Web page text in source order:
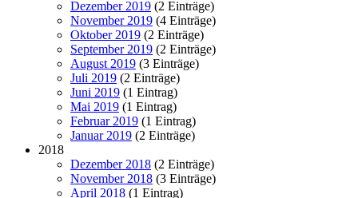
Dezember 2019 (2 Einträge)
November 2019 (4 Einträge)
Oktober 2019 (2 Einträge)
September 2019 (2 Einträge)
August 2019 (3 Einträge)
Juli 2019 (2 Einträge)
Juni 2019 (1 Eintrag)
Mai 2019 (1 Eintrag)
Februar 2019 (1 Eintrag)
Januar 2019 (2 Einträge)
2018
Dezember 2018 (2 Einträge)
November 2018 (3 Einträge)
April 2018 (1 Eintrag)